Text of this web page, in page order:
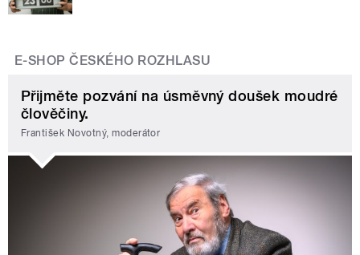
E-SHOP ČESKÉHO ROZHLASU
Přijměte pozvání na úsměvný doušek moudré
člověčiny.
František Novotný, moderátor